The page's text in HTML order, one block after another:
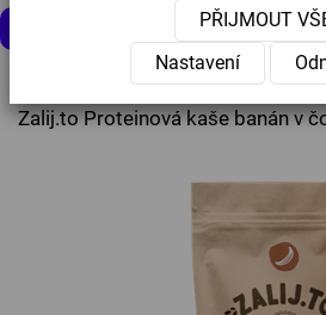
MENU
Úvodní stránka » Nabídka
»
Zalij.to Proteinová kaše banán v
PŘIJMOUT
Nastavení